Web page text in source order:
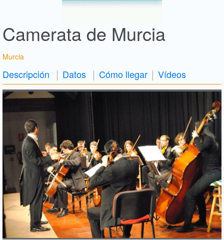
Camerata de Murcia
Murcia
Descripción Datos Cómo llegar Vídeos